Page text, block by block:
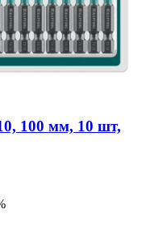
100 мм, 10 шт,